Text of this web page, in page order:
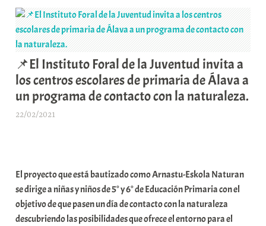
📌El Instituto Foral de la Juventud invita a
los centros escolares de primaria de Álava a
un programa de contacto con la naturaleza.
22/02/2021
a
r
E
r
El proyecto que está bautizado como Arnastu-Eskola Naturan
se dirige a niñas y niños de 5° y 6° de Educación Primaria con el
objetivo de que pasen un día de contacto con la naturaleza
descubriendo las posibilidades que ofrece el entorno para el